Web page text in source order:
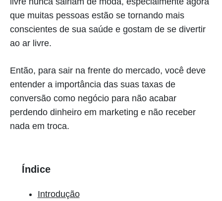
que muitas pessoas estão se tornando mais
conscientes de sua saúde e gostam de se divertir
ao ar livre.
Então, para sair na frente do mercado, você deve
entender a importância das suas taxas de
conversão como negócio para não acabar
perdendo dinheiro em marketing e não receber
nada em troca.
Índice
Introdução